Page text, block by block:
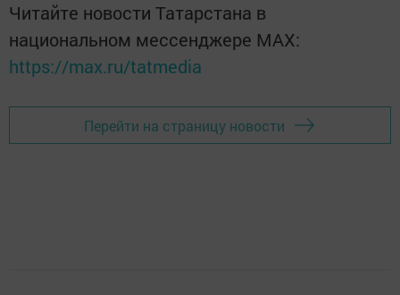
Читайте новости Татарстана в
национальном мессенджере MАХ:
https://max.ru/tatmedia
Перейти на страницу новости